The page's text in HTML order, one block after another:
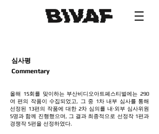
심사평
​Commentary
​올해 15회를 맞이하는 부산비디오아트페스티벌에는 290
여 편의 작품이 수집되었고, 그 중 1차내부 심사를 통해
선정된 13편의 작품에 대한 2차 심의를 내·외부 심사위원
5명과 함께 진행했으며, 그 결과 최종적으로 선정작 1편과
경쟁작 5편을 선정하였다.